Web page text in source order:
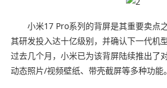
小米17 Pro系列的背屏是其重要卖点
其研发投入达十亿级别，并确认下一代机
过去几个月，小米已为该背屏陆续推出了
动态照片/视频壁纸、带壳截屏等多种功能。